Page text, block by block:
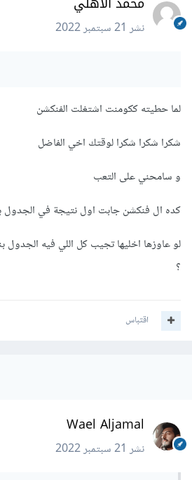
نشر21 سبتمبر 2022
لما حطيته ككومنت اشتغلت الفنكشن
شكرا شكرا شكرا لوقتك اخي الفاضل
و سامحني على التعب
كده ال فنكشن جابت اول نتيجة في الجدول
لو عاوزها اخليها تجيب كل اللي فيه الجدول
؟
اقتباس
Wael Aljamal
نشر21 سبتمبر 2022